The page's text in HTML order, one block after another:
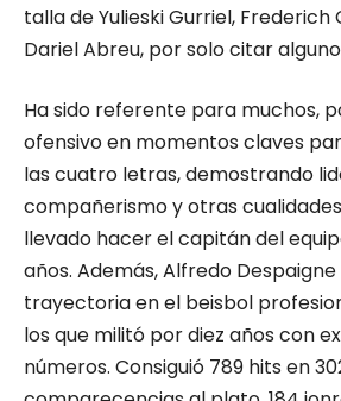
talla de Yulieski Gurriel, Frederich
Dariel Abreu, por solo citar
Ha sido referente para muchos,
ofensivo en momentos claves
las cuatro letras, demostrando
compañerismo y otras
llevado hacer el capitán del
años. Además, Alfredo
trayectoria en el beisbol
los que militó por diez años con
números. Consiguió 789 hits en